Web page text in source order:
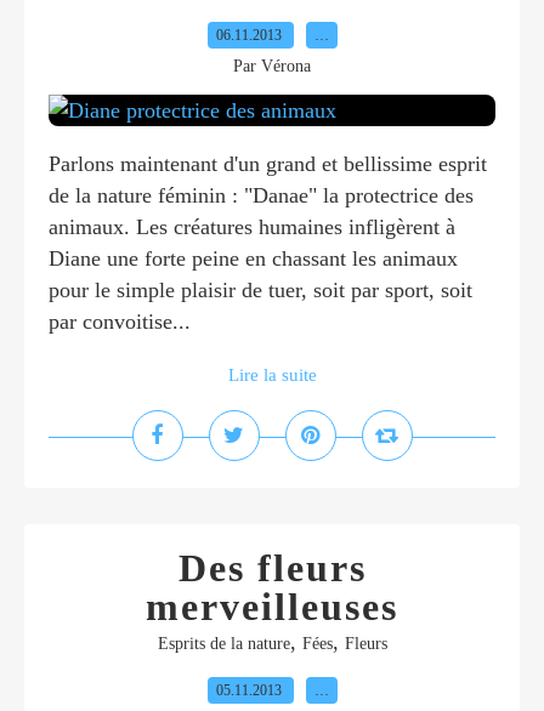
06.11.2013 …
Par Vérona
Parlons maintenant d'un grand et bellissime esprit
de la nature féminin : "Danae" la protectrice des
animaux. Les créatures humaines infligèrent à
Diane une forte peine en chassant les animaux
pour le simple plaisir de tuer, soit par sport, soit
par convoitise...
Lire la suite
Des fleurs
merveilleuses
Esprits de la nature, Fées, Fleurs
05.11.2013 …